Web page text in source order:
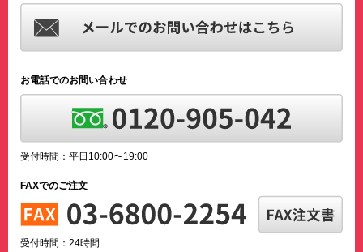
お電話でのお問い合わせ
受付時間：平日10:00〜19:00
FAXでのご注文
受付時間：24時間